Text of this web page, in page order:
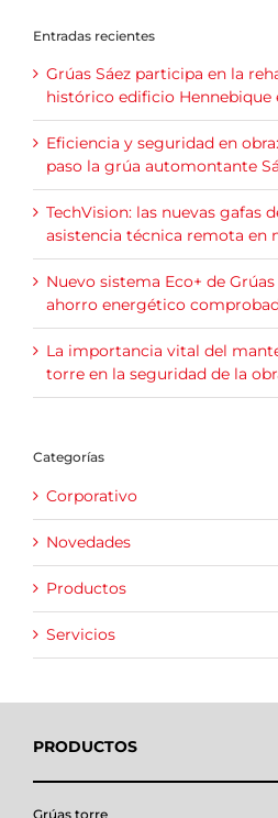
Entradas recientes
Grúas Sáez participa en la
histórico edificio Hennebique
Eficiencia y seguridad en
paso la grúa automontante
TechVision: las nuevas gafas
asistencia técnica remota en
Nuevo sistema Eco+ de
ahorro energético
La importancia vital del
torre en la seguridad de la
Categorías
Corporativo
Novedades
Productos
Servicios
PRODUCTOS
Grúas torre